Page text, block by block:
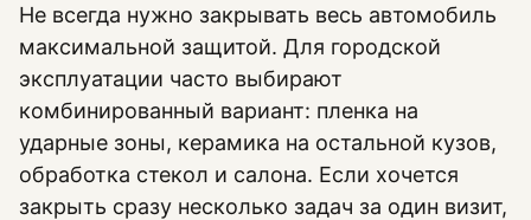
Не всегда нужно закрывать весь автомобиль
максимальной защитой. Для городской
эксплуатации часто выбирают
комбинированный вариант: пленка на
ударные зоны, керамика на остальной кузов,
обработка стекол и салона. Если хочется
закрыть сразу несколько задач за один визит,